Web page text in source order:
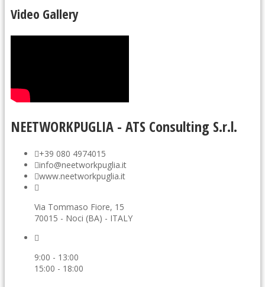
Video Gallery
NEETWORKPUGLIA - ATS Consulting S.r.l.
+39 080 4974015
info@neetworkpuglia.it
www.neetworkpuglia.it
Via Tommaso Fiore, 15
70015 - Noci (BA) - ITALY
9:00 - 13:00
15:00 - 18:00